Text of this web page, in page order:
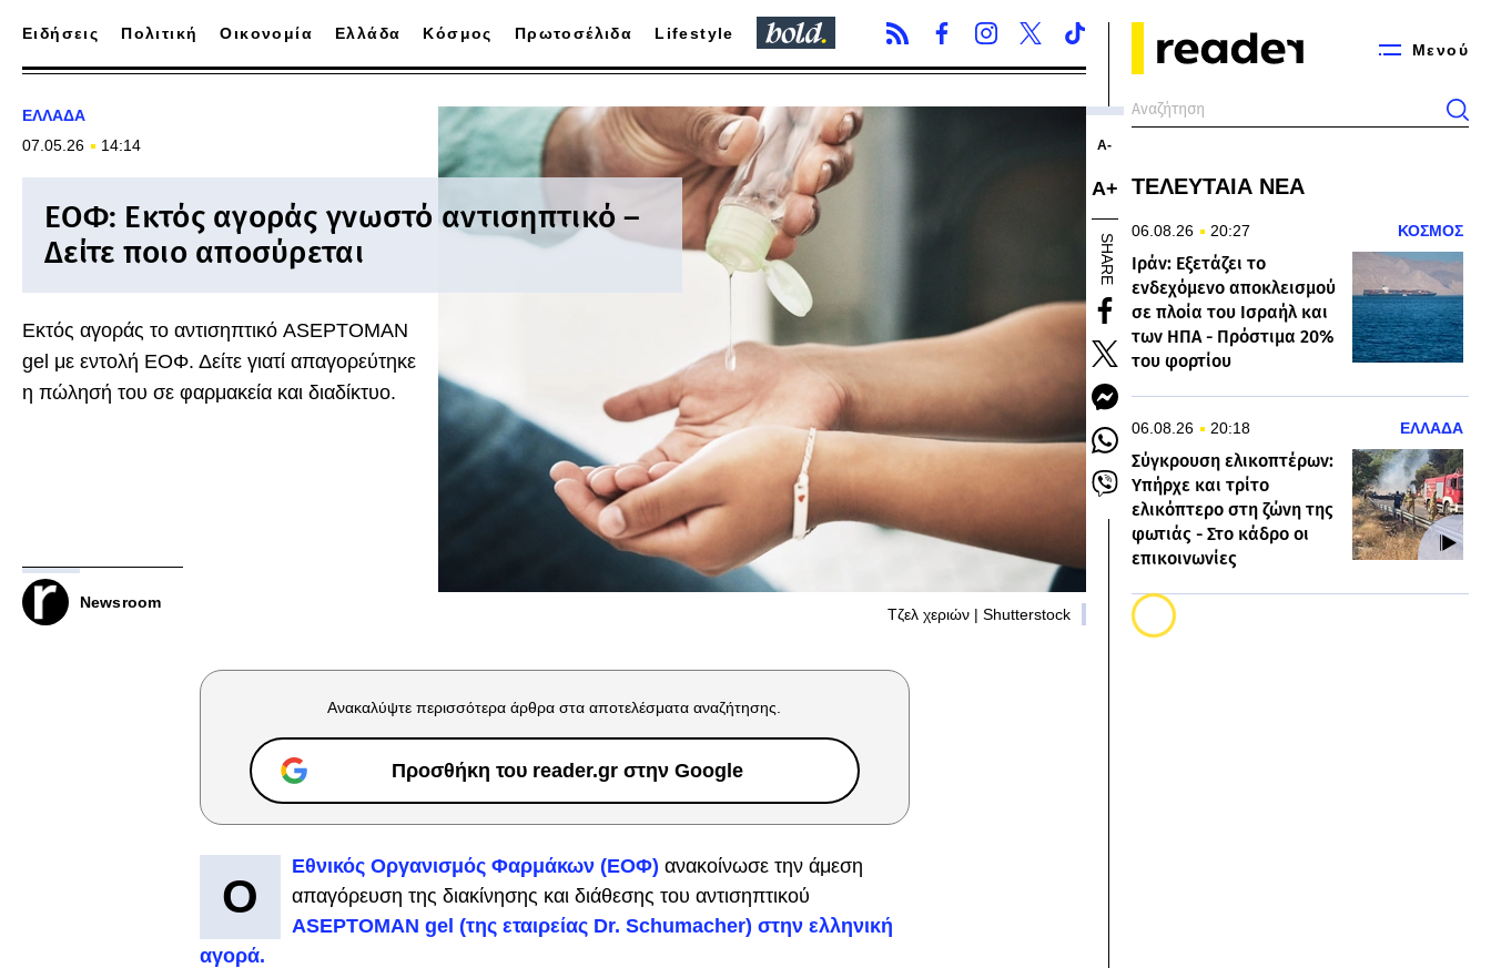
Μενού
Ειδήσεις Πολιτική Οικονομία Ελλάδα Κόσμος Πρωτοσέλιδα Lifestyle
ΕΛΛΑΔΑ
07.05.26
14:14
ΕΟΦ: Εκτός αγοράς γνωστό αντισηπτικό –
Δείτε ποιο αποσύρεται
Εκτός αγοράς το αντισηπτικό ASEPTOMAN
gel με εντολή ΕΟΦ. Δείτε γιατί απαγορεύτηκε
η πώλησή του σε φαρμακεία και διαδίκτυο.
Newsroom
Τζελ χεριών | Shutterstock
Α-
Α+
SHARE
Ανακαλύψτε περισσότερα άρθρα στα αποτελέσματα αναζήτησης.
Προσθήκη του reader.gr στην Google
Ο
Εθνικός Οργανισμός Φαρμάκων (ΕΟΦ) ανακοίνωσε την άμεση
απαγόρευση της διακίνησης και διάθεσης του αντισηπτικού
ASEPTOMAN gel (της εταιρείας Dr. Schumacher) στην ελληνική
αγορά.
ΤΕΛΕΥΤΑΙΑ ΝΕΑ
06.08.26 20:27 ΚΟΣΜΟΣ
Ιράν: Εξετάζει το
ενδεχόμενο αποκλεισμού
σε πλοία του Ισραήλ και
των ΗΠΑ - Πρόστιμα 20%
του φορτίου
06.08.26 20:18 ΕΛΛΑΔΑ
Σύγκρουση ελικοπτέρων:
Υπήρχε και τρίτο
ελικόπτερο στη ζώνη της
φωτιάς - Στο κάδρο οι
επικοινωνίες